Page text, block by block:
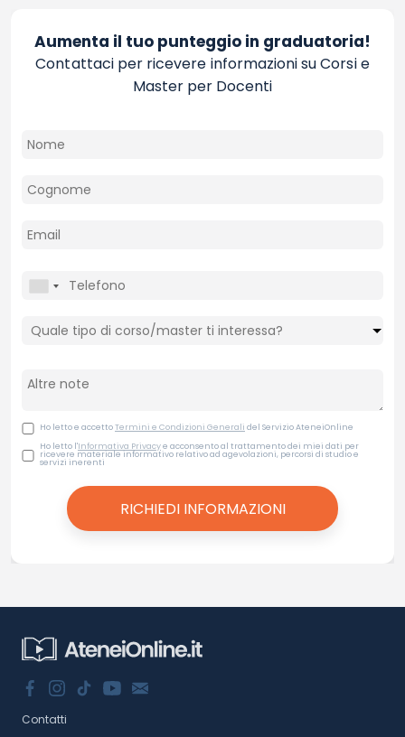
Aumenta il tuo punteggio in graduatoria!
Contattaci per ricevere informazioni su Corsi e
Master per Docenti
Ho letto e accettoTermini e Condizioni Generali del Servizio AteneiOnline
Ho letto l'Informativa Privacye acconsento al trattamento dei miei dati per
ricevere materiale informativo relativo ad agevolazioni, percorsi di studio e
servizi inerenti
Contatti